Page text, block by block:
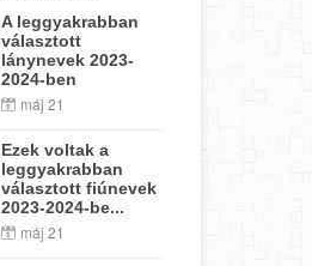
A leggyakrabban
választott
lánynevek 2023-
2024-ben
máj 21
Ezek voltak a
leggyakrabban
választott fiúnevek
2023-2024-be...
máj 21